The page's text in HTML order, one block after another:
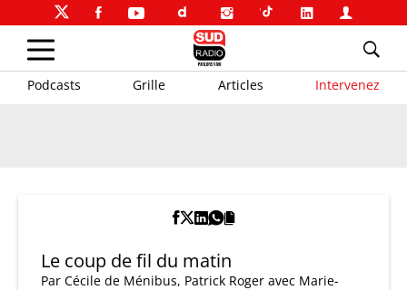
Podcasts Grille Articles Intervenez
Le coup de fil du matin
Par Cécile de Ménibus, Patrick Roger avec Marie-